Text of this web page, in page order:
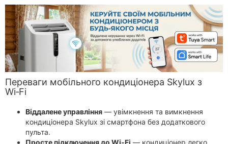
Переваги мобільного кондиціонера Skylux з
Wi‑Fi
Віддалене управління — увімкнення та вимкнення
кондиціонера Skylux зі смартфона без додаткового
пульта.